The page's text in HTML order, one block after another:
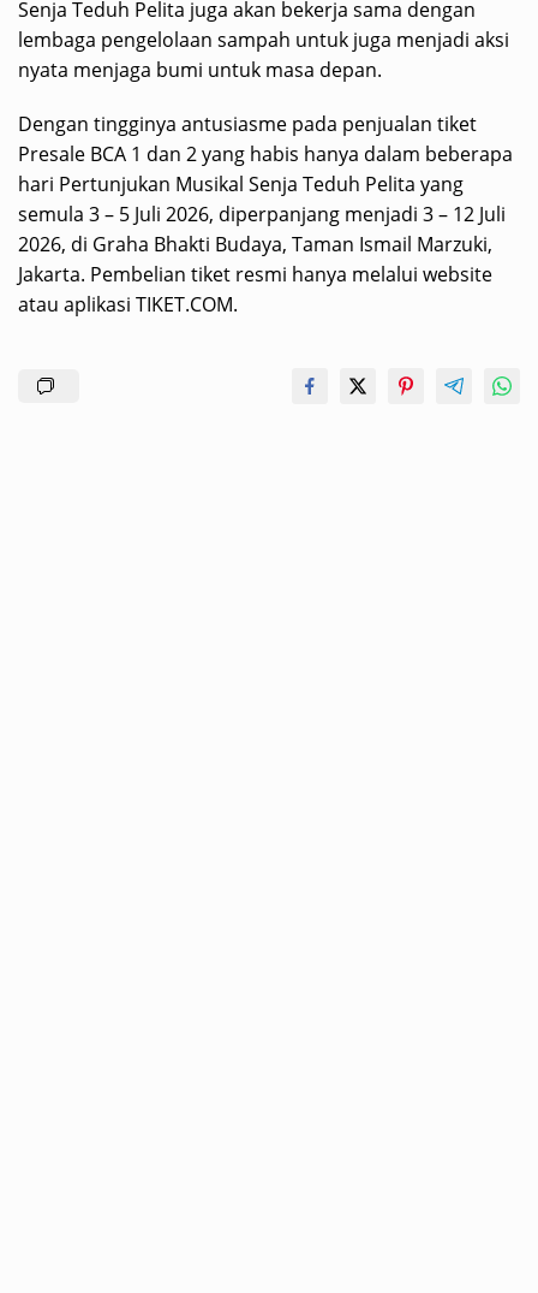
Senja Teduh Pelita juga akan bekerja sama dengan
lembaga pengelolaan sampah untuk juga menjadi aksi
nyata menjaga bumi untuk masa depan.
Dengan tingginya antusiasme pada penjualan tiket
Presale BCA 1 dan 2 yang habis hanya dalam beberapa
hari Pertunjukan Musikal Senja Teduh Pelita yang
semula 3 – 5 Juli 2026, diperpanjang menjadi 3 – 12 Juli
2026, di Graha Bhakti Budaya, Taman Ismail Marzuki,
Jakarta. Pembelian tiket resmi hanya melalui website
atau aplikasi TIKET.COM.